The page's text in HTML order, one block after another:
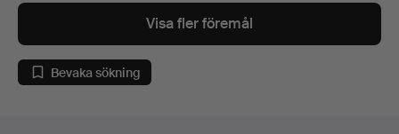
Visa fler föremål
Bevaka sökning